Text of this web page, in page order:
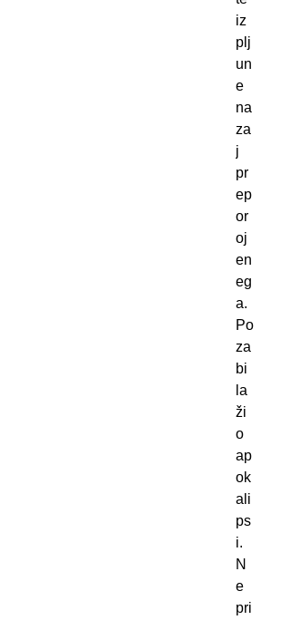
iz
plj
un
e
na
za
j
pr
ep
or
oj
en
eg
a.
Po
za
bi
la
ži
o
ap
ok
ali
ps
i.
N
e
pri